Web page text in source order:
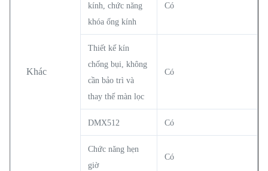
Khác
kính, chức năng
khóa ống kính
Có
Thiết kế kín
chống bụi, không
cần bảo trì và
thay thế màn lọc
Có
DMX512 Có
Chức năng hẹn
giờ
Có